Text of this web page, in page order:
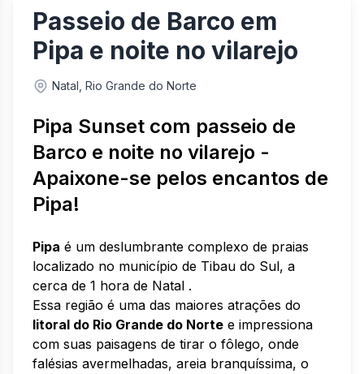
Passeio de Barco em
Pipa e noite no vilarejo
Natal, Rio Grande do Norte
Pipa Sunset com passeio de
Barco e noite no vilarejo -
Apaixone-se pelos encantos de
Pipa!
Pipa é um deslumbrante complexo de praias
localizado no município de Tibau do Sul, a
cerca de 1 hora de Natal .
Essa região é uma das maiores atrações do
litoral do Rio Grande do Norte e impressiona
com suas paisagens de tirar o fôlego, onde
falésias avermelhadas, areia branquíssima, o